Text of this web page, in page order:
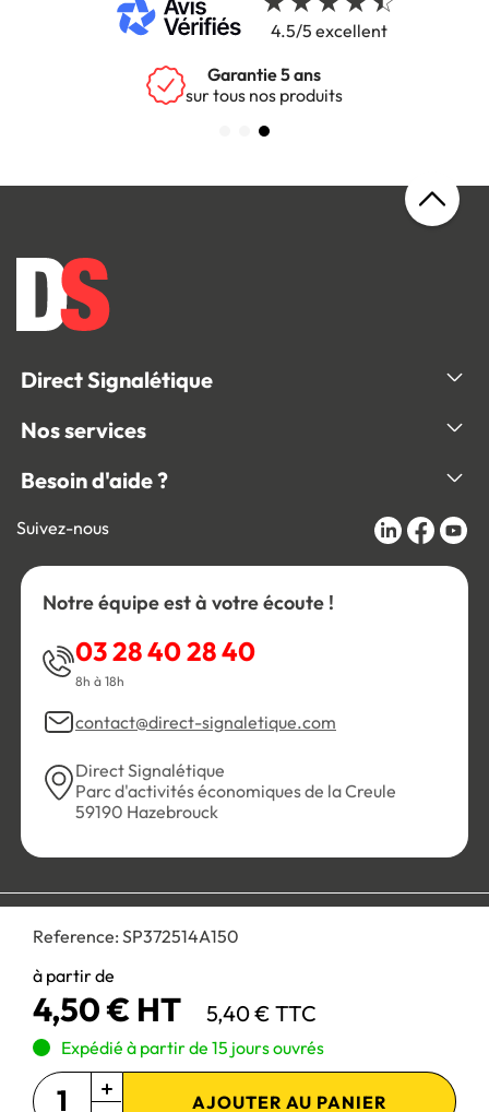
Reference: SP372514A150
à partir de
4,50 € HT 5,40 € TTC
Expédié à partir de 15 jours ouvrés
AJOUTER AU PANIER
4.5/5 excellent
Garantie 5 ans
sur tous nos produits
Direct Signalétique
Nos services
Besoin d'aide ?
Suivez-nous
Notre équipe est à votre écoute !
03 28 40 28 40
8h à 18h
contact@direct-signaletique.com
Direct Signalétique
Parc d'activités économiques de la Creule
59190 Hazebrouck
Personnaliser les cookies
Paiement 100% sécurisé :